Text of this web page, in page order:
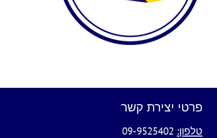
פרטי יצירת קשר
טלפון: 09-9525402